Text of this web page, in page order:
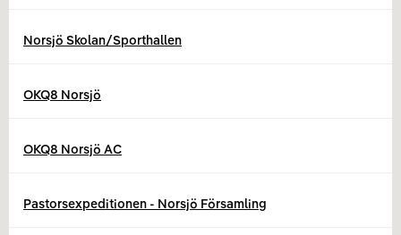
Norsjö Skolan/Sporthallen
OKQ8 Norsjö
OKQ8 Norsjö AC
Pastorsexpeditionen - Norsjö Församling